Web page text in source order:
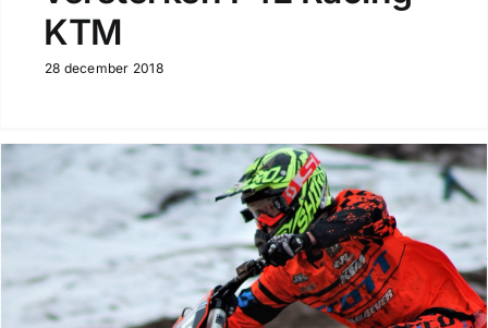
KTM
28 december 2018